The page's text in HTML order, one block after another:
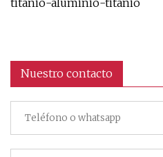
titanio-aluminio-titanio
Nuestro contacto